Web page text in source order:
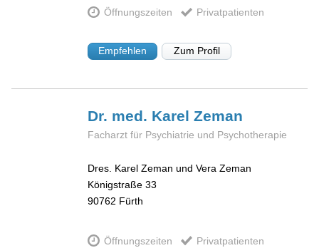
Öffnungszeiten Privatpatienten
Empfehlen Zum Profil
Dr. med. KarelZeman
Facharzt für Psychiatrie und Psychotherapie
Dres. Karel Zeman und Vera Zeman
Königstraße 33
90762 Fürth
Öffnungszeiten Privatpatienten